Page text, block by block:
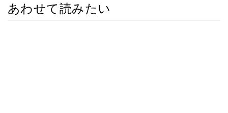
あわせて読みたい